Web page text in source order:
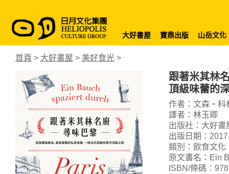
大好書屋 寶鼎出版 山岳文化
首頁 > 大好書屋 > 美好食光>
跟著米其林
頂級味蕾的
作者：文森‧科
譯者：林玉卿
出版社：大好書
出版日期：
類別：飲食文化
原文書名：Ein
ISBN/條碼：